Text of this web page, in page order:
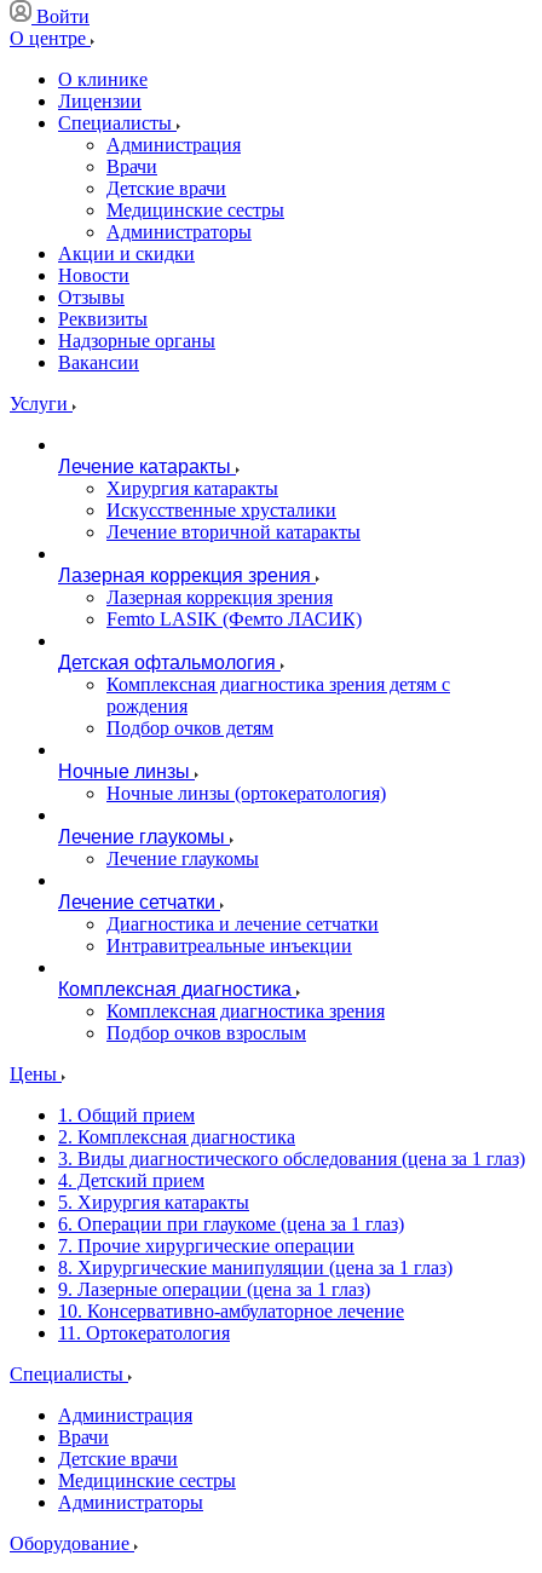
Войти
О центре
О клинике
Лицензии
Специалисты
Администрация
Врачи
Детские врачи
Медицинские сестры
Администраторы
Акции и скидки
Новости
Отзывы
Реквизиты
Надзорные органы
Вакансии
Услуги
Лечение катаракты
Хирургия катаракты
Искусственные хрусталики
Лечение вторичной катаракты
Лазерная коррекция зрения
Лазерная коррекция зрения
Femto LASIK (Фемто ЛАСИК)
Детская офтальмология
Комплексная диагностика зрения детям c
рождения
Подбор очков детям
Ночные линзы
Ночные линзы (ортокератология)
Лечение глаукомы
Лечение глаукомы
Лечение сетчатки
Диагностика и лечение сетчатки
Интравитреальные инъекции
Комплексная диагностика
Комплексная диагностика зрения
Подбор очков взрослым
Цены
1. Общий прием
2. Комплексная диагностика
3. Виды диагностического обследования (цена за 1 глаз)
4. Детский прием
5. Хирургия катаракты
6. Операции при глаукоме (цена за 1 глаз)
7. Прочие хирургические операции
8. Хирургические манипуляции (цена за 1 глаз)
9. Лазерные операции (цена за 1 глаз)
10. Консервативно-амбулаторное лечение
11. Ортокератология
Специалисты
Администрация
Врачи
Детские врачи
Медицинские сестры
Администраторы
Оборудование